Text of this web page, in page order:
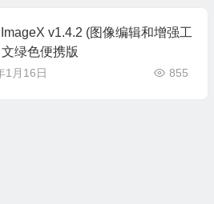
v1.4.2 (图像编辑和增强工
绿色便携版
1月16日 855